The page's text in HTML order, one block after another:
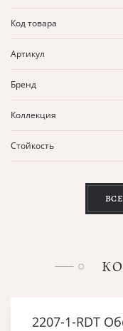
Код товара
Артикул
Бренд
Коллекция
Стойкость
2207-1-RDT